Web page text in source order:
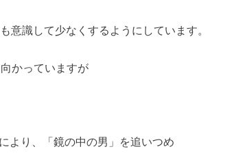
意識して少なくするようにしています。
かっていますが
より、「鏡の中の男」を追いつめ